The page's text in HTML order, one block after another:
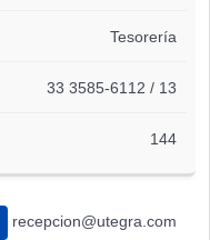
Tesorería
33 3585-6112 / 13
144
recepcion@utegra.com